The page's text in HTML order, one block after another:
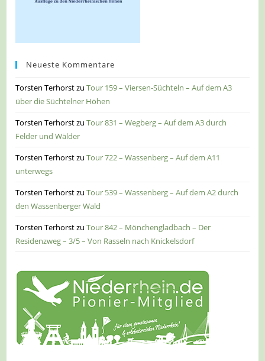
Neueste Kommentare
Torsten TerhorstzuTour 159 – Viersen-Süchteln – Auf dem A3
über die Süchtelner Höhen
Torsten TerhorstzuTour 831 – Wegberg – Auf dem A3 durch
Felder und Wälder
Torsten TerhorstzuTour 722 – Wassenberg – Auf dem A11
unterwegs
Torsten TerhorstzuTour 539 – Wassenberg – Auf dem A2 durch
den Wassenberger Wald
Torsten TerhorstzuTour 842 – Mönchengladbach – Der
Residenzweg – 3/5 – Von Rasseln nach Knickelsdorf